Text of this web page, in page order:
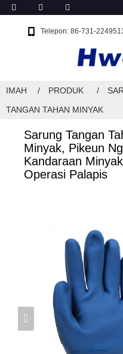
Telepon: 86-731-
IMAH PRODUK
TANGAN TAHAN MINYAK
Sarung Tangan
Minyak, Pikeun
Kandaraan
Operasi Palapis